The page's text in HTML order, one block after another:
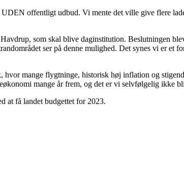
offentligt udbud. Vi mente det ville give flere
som skal blive daginstitution. Beslutningen
ser på denne mulighed. Det synes vi er et
mange flygtninge, historisk høj inflation og
mange år frem, og det er vi selvfølgelig ikke
at få landet budgettet for 2023.